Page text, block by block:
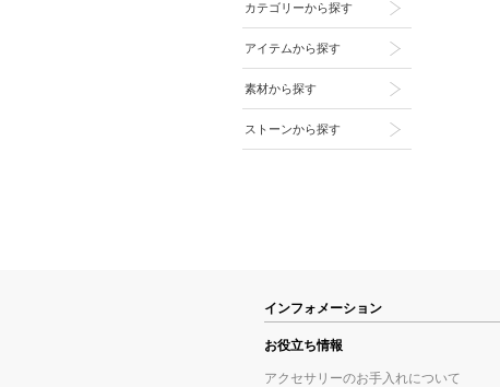
カテゴリーから探す
アイテムから探す
素材から探す
ストーンから探す
インフォメーション
お役立ち情報
アクセサリーのお手入れについて